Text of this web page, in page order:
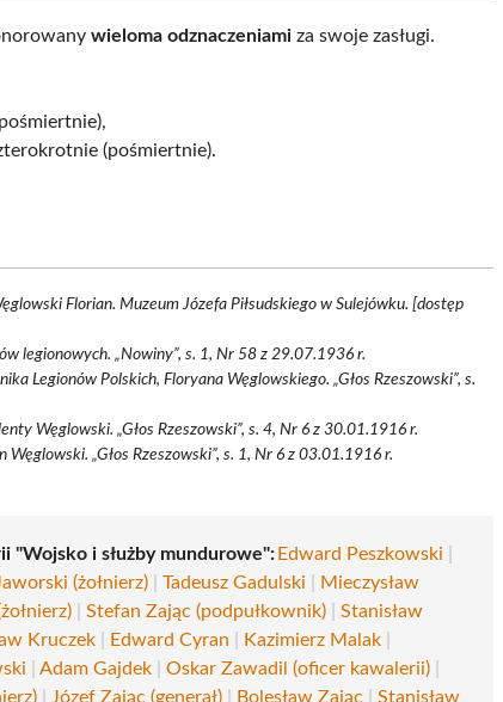
wieloma odznaczeniami za swoje zasługi.
(pośmiertnie).
Florian. Muzeum Józefa Piłsudskiego w Sulejówku. [dostęp
legionowych. „Nowiny”, s. 1, Nr 58 z 29.07.1936 r.
Legionów Polskich, Floryana Węglowskiego. „Głos Rzeszowski”, s.
Węglowski. „Głos Rzeszowski”, s. 4, Nr 6 z 30.01.1916 r.
Węglowski. „Głos Rzeszowski”, s. 1, Nr 6 z 03.01.1916 r.
"Wojsko i służby mundurowe":Edward Peszkowski
(żołnierz) |Tadeusz Gadulski
Mieczysław
|Stefan Zając (podpułkownik) |Stanisław
Kruczek Edward Cyran Kazimierz Malak
|Adam Gajdek |Oskar Zawadil (oficer kawalerii)
Józef Zając (generał) Bolesław Zając |Stanisław